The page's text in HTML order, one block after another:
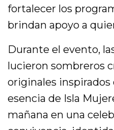
fortalecer los
brindan apoyo a
Durante el evento,
lucieron sombreros
originales inspirados
esencia de Isla
mañana en una